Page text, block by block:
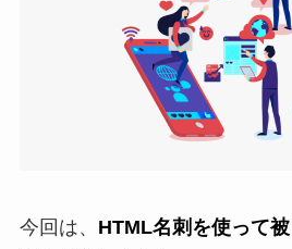
今回は、 HTML名刺を使って